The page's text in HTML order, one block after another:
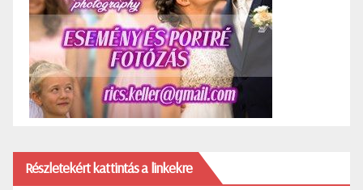
Részletekért kattintás a linkekre